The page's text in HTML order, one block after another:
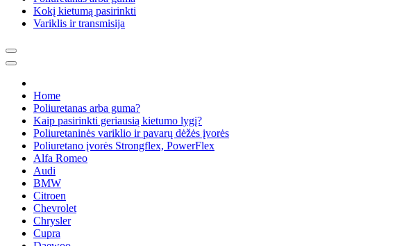
Kokį kietumą pasirinkti
Variklis ir transmisija
Home
Poliuretanas arba guma?
Kaip pasirinkti geriausią kietumo lygį?
Poliuretaninės variklio ir pavarų dėžės įvorės
Poliuretano įvorės Strongflex, PowerFlex
Alfa Romeo
Audi
BMW
Citroen
Chevrolet
Chrysler
Cupra